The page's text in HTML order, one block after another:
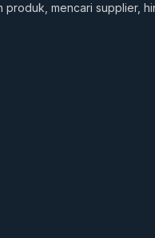
mencari supplier,